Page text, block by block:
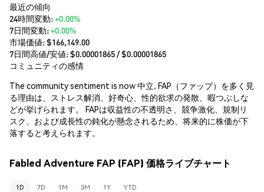
最近の傾向
24時間変動:+0.00%
7日間変動:+0.00%
市場価値:$166,149.00
7日間高値/安値: $0.00001865/ $0.00001865
コミュニティの感情
The community sentiment is now 中立. FAP（ファップ）を多く見
る理由は、ストレス解消、好奇心、性的欲求の発散、暇つぶしな
どが挙げられます。 FAPは収益性の不透明さ、競争激化、規制リ
スク、および成長性の鈍化が懸念されるため、将来的に株価が下
落すると考えられます。
Fabled Adventure FAP (FAP) 価格ライブチャート
1D 7D 1M 3M 1Y YTD